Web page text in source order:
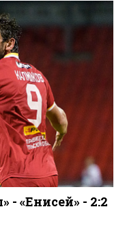
- «Енисей» - 2:2